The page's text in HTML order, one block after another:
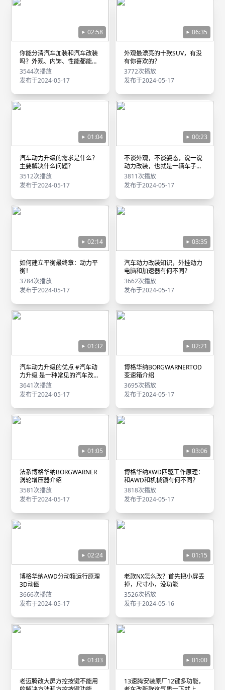
02:58
你能分清汽车加装和汽车改装
吗？外观、内饰、性能都能
改？
3544次播放
发布于2024-05-17
06:35
外观最漂亮的十款SUV，有没
有你喜欢的？
3772次播放
发布于2024-05-17
01:04
汽车动力升级的需求是什么？
主要解决什么问题？
3512次播放
发布于2024-05-17
00:23
不谈外观，不谈姿态，说一说
动力改装，也就是一辆车子的
灵魂升华
3811次播放
发布于2024-05-17
02:14
如何建立平衡最终章：动力平
衡！
3784次播放
发布于2024-05-17
03:35
汽车动力改装知识，外挂动力
电脑和加速器有何不同？
3662次播放
发布于2024-05-17
01:32
汽车动力升级的优点 #汽车动
力升级 是一种常见的汽车改装
方式
3641次播放
发布于2024-05-17
02:21
博格华纳BORGWARNERTOD
变速箱介绍
3695次播放
发布于2024-05-17
01:05
法系博格华纳BORGWARNER
涡轮增压器介绍
3581次播放
发布于2024-05-17
03:06
博格华纳XWD四驱工作原理：
和AWD和机械锁有何不同？
3818次播放
发布于2024-05-17
02:24
博格华纳AWD分动箱运行原理
3D动图
3666次播放
发布于2024-05-17
01:15
老款NX怎么改？首先把小屏丢
掉，尺寸小，没功能
3526次播放
发布于2024-05-16
01:03
老迈腾改大屏方控按键不能用
01:00
13速腾安装原厂12键多功能，